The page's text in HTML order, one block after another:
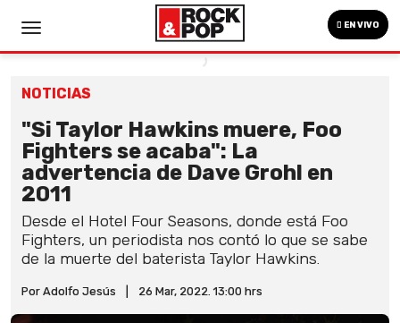
EN VIVO
NOTICIAS
"Si Taylor Hawkins muere, Foo
Fighters se acaba": La
advertencia de Dave Grohl en
2011
Desde el Hotel Four Seasons, donde está Foo
Fighters, un periodista nos contó lo que se sabe
de la muerte del baterista Taylor Hawkins.
Por Adolfo Jesús 26 Mar, 2022. 13:00 hrs